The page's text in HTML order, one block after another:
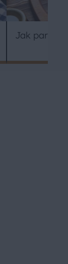
Jak parzyć